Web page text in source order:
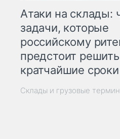
Атаки на склады:
задачи, которые
российскому
предстоит
кратчайшие сроки
Склады и грузовые